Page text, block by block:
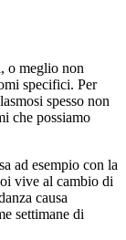
o meglio non
specifici. Per
spesso non
che possiamo
ad esempio con la
vive al cambio di
causa
settimane di